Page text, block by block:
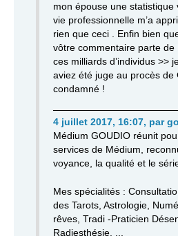
mon épouse une statistique
vie professionnelle m’a
rien que ceci . Enfin bien
vôtre commentaire parte
ces milliards d’individus >>
aviez été juge au procès de
condamné !
4 juillet 2017, 16:07, par
Médium GOUDIO réunit
services de Médium,
voyance, la qualité et le
Mes spécialités :
des Tarots, Astrologie,
rêves, Tradi -Praticien
Radiesthésie, ...